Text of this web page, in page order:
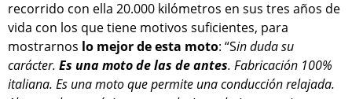
recorrido con ella 20.000 kilómetros en sus tres años de
vida con los que tiene motivos suficientes, para
mostrarnos lo mejor de esta moto: “Sin duda su
carácter. Es una moto de las de antes. Fabricación 100%
italiana. Es una moto que permite una conducción relajada.